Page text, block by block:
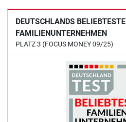
DEUTSCHLANDS BELIEBTESTE
FAMILIENUNTERNEHMEN
PLATZ 3 (FOCUS MONEY 09/25)